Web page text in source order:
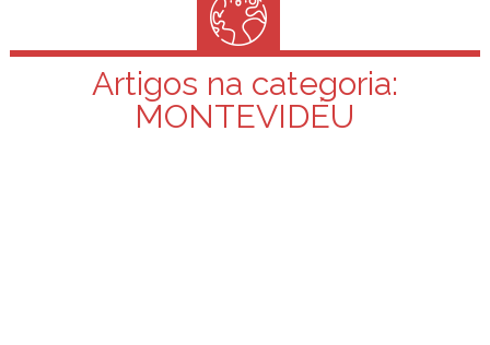
Artigos na categoria:
MONTEVIDÉU